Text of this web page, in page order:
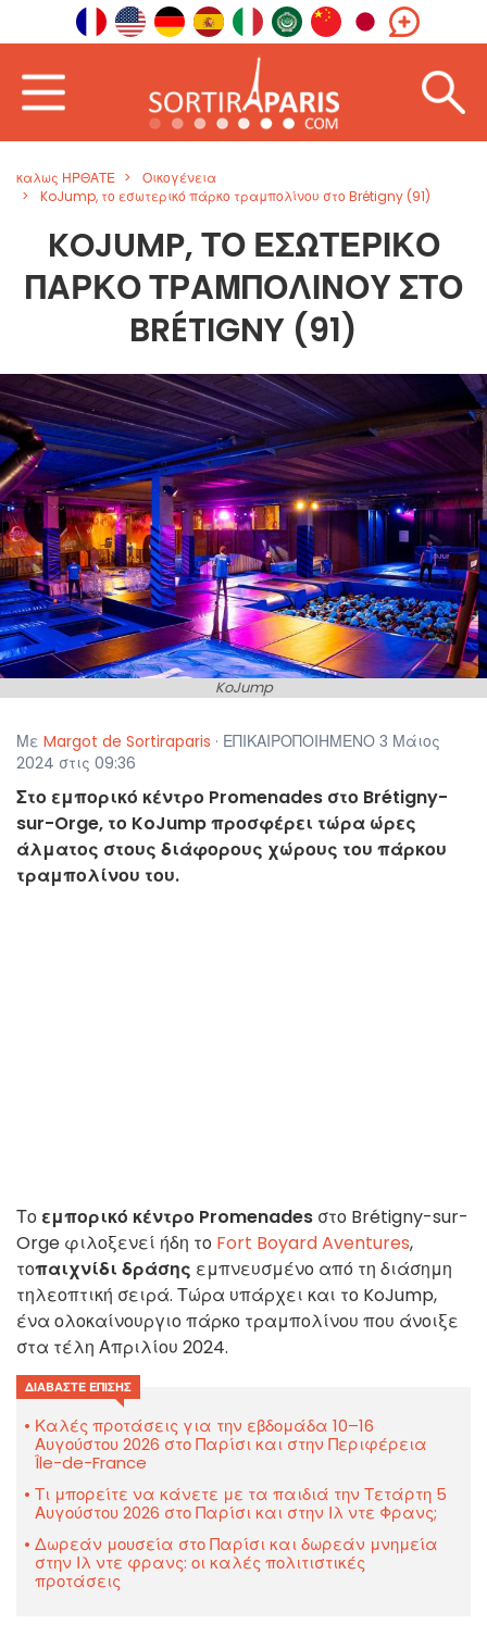
καλως ΗΡΘΑΤΕ
Οικογένεια
KoJump, το εσωτερικό πάρκο τραμπολίνου στο Brétigny (91)
KOJUMP, ΤΟ ΕΣΩΤΕΡΙΚΌ
ΠΆΡΚΟ ΤΡΑΜΠΟΛΊΝΟΥ ΣΤΟ
BRÉTIGNY (91)
KoJump
Με Margot de Sortiraparis · ΕΠΙΚΑΙΡΟΠΟΙΗΜΕΝΟ 3 Μάιος
2024 στις 09:36
Στο εμπορικό κέντρο Promenades στο Brétigny-
sur-Orge, το KoJump προσφέρει τώρα ώρες
άλματος στους διάφορους χώρους του πάρκου
τραμπολίνου του.
Το εμπορικό κέντρο Promenades στο Brétigny-sur-
Orge φιλοξενεί ήδη το Fort Boyard Aventures,
τοπαιχνίδι δράσης εμπνευσμένο από τη διάσημη
τηλεοπτική σειρά. Τώρα υπάρχει και το KoJump,
ένα ολοκαίνουργιο πάρκο τραμπολίνου που άνοιξε
στα τέλη Απριλίου 2024.
ΔΙΑΒΆΣΤΕ ΕΠΊΣΗΣ
Καλές προτάσεις για την εβδομάδα 10–16
Αυγούστου 2026 στο Παρίσι και στην Περιφέρεια
Île-de-France
Τι μπορείτε να κάνετε με τα παιδιά την Τετάρτη 5
Αυγούστου 2026 στο Παρίσι και στην Ιλ ντε Φρανς;
Δωρεάν μουσεία στο Παρίσι και δωρεάν μνημεία
στην Ιλ ντε φρανς: οι καλές πολιτιστικές
προτάσεις